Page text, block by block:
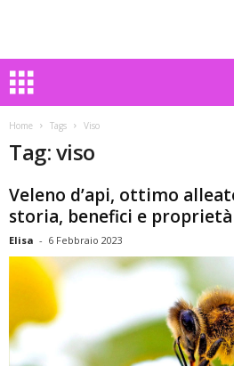
Home Tags Viso
Tag: viso
Veleno d’api, ottimo
storia, benefici e proprietà
Elisa - 6 Febbraio 2023